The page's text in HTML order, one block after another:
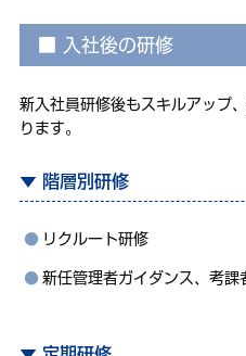
入社後の研修
新入社員研修後もスキルアップ
ります。
階層別研修
リクルート研修
新任管理者ガイダンス、考課